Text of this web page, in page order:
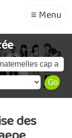
≡ Menu
des